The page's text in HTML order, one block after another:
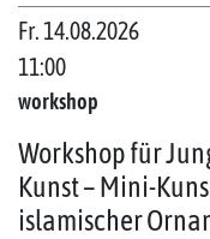
Fr. 14.08.2026
11:00
workshop
Workshop für
Kunst – Mini-
islamischer